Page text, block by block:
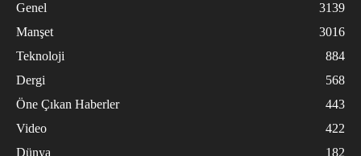
Genel
3139
Manşet
3016
Teknoloji
884
Dergi
568
Öne Çıkan Haberler
443
Video
422
Dünya
182